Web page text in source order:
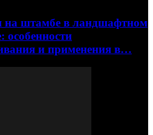
на штамбе в ландшафтном
особенности
и применения в…